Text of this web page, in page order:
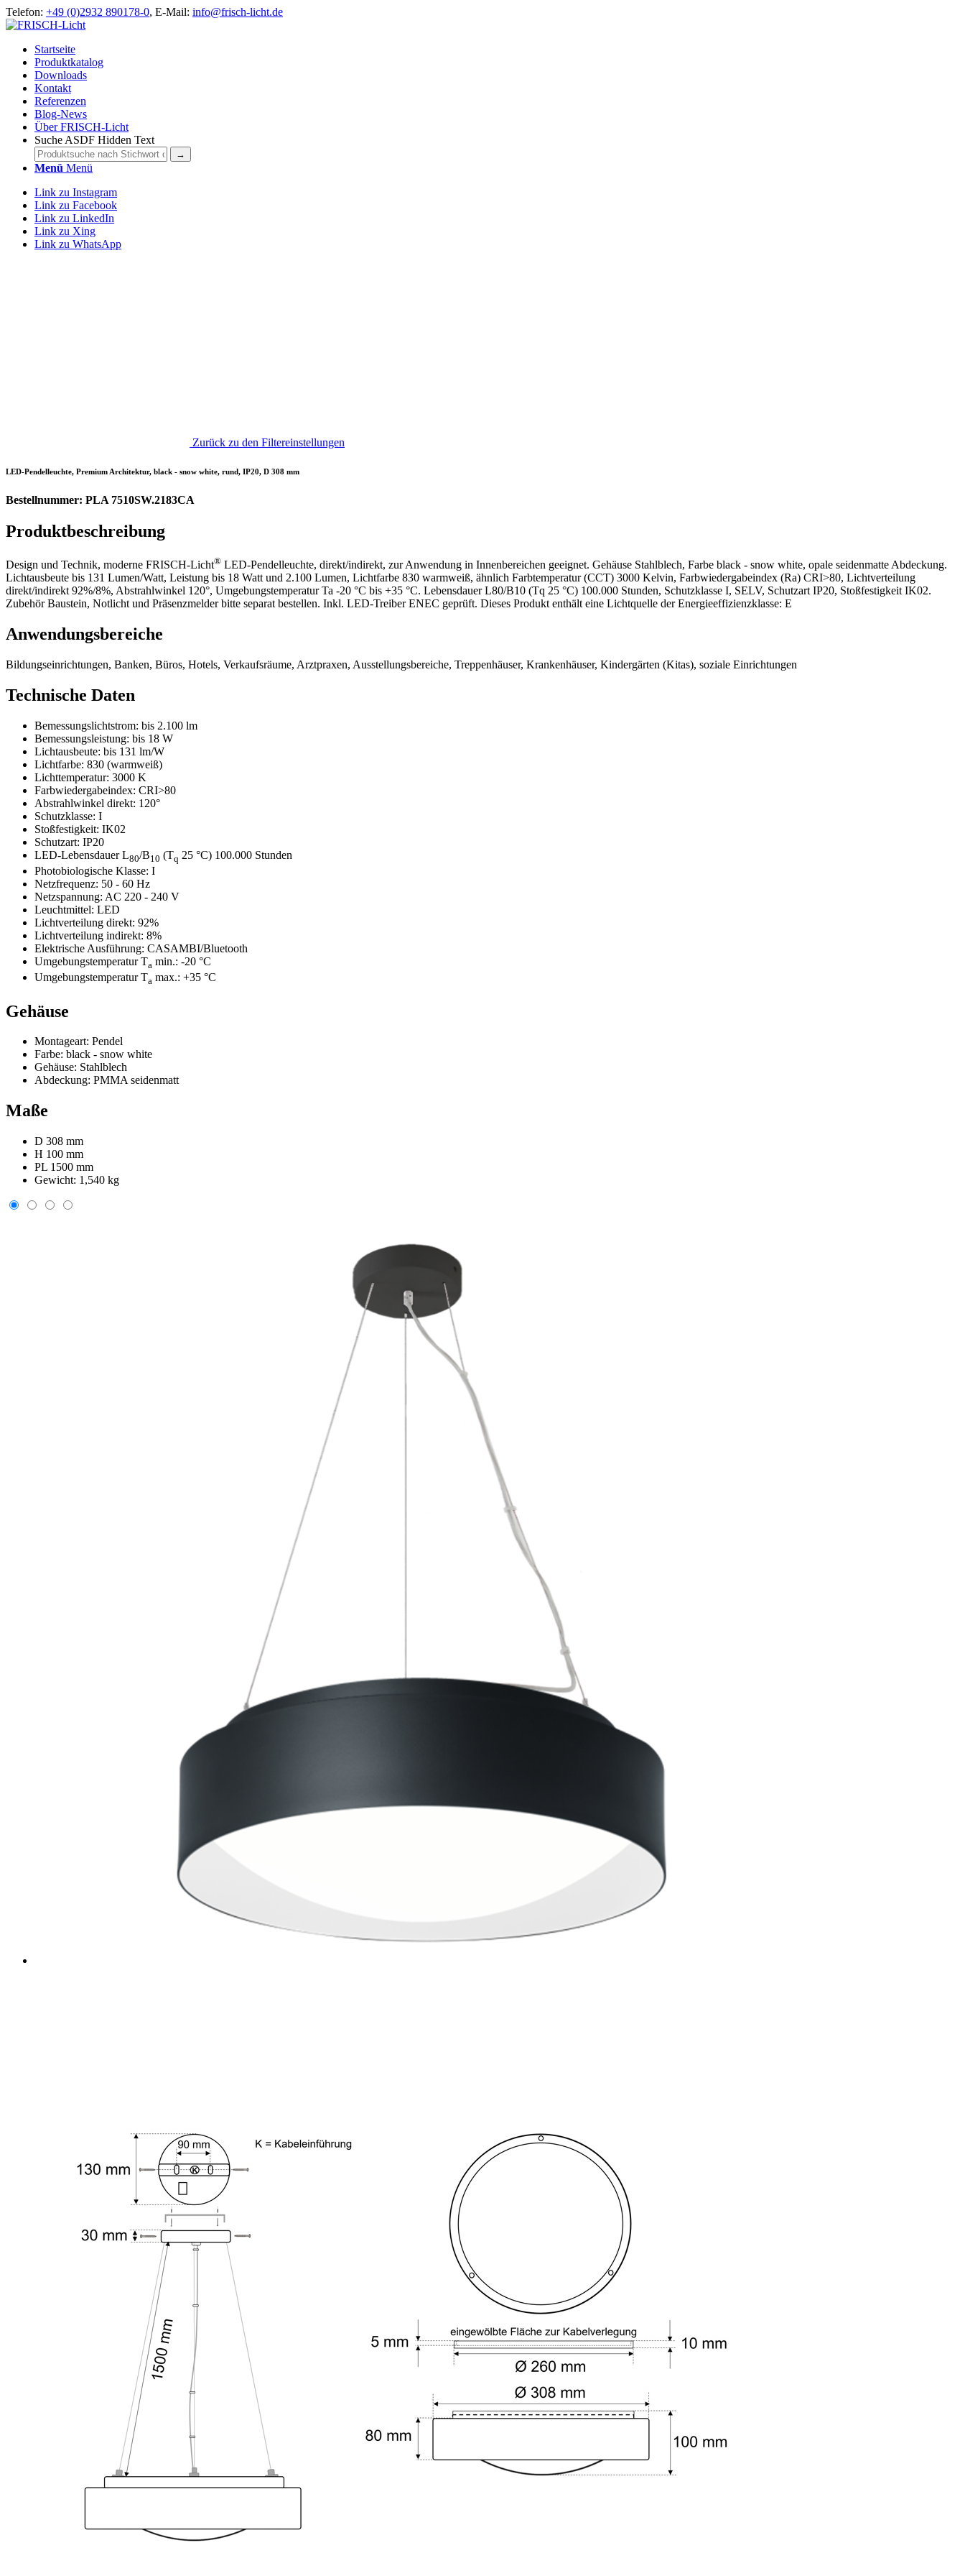
Telefon: +49 (0)2932 890178-0, E-Mail: info@frisch-licht.de
Startseite
Produktkatalog
Downloads
Kontakt
Referenzen
Blog-News
Über FRISCH-Licht
Suche ASDF Hidden Text
Menü Menü
Link zu Instagram
Link zu Facebook
Link zu LinkedIn
Link zu Xing
Link zu WhatsApp
Zurück zu den Filtereinstellungen
LED-Pendelleuchte, Premium Architektur, black - snow white, rund, IP20, D 308 mm
Bestellnummer: PLA 7510SW.2183CA
Produktbeschreibung
Design und Technik, moderne FRISCH-Licht® LED-Pendelleuchte, direkt/indirekt, zur Anwendung in Innenbereichen geeignet. Gehäuse Stahlblech, Farbe black - snow white, opale seidenmatte Abdeckung.
Lichtausbeute bis 131 Lumen/Watt, Leistung bis 18 Watt und 2.100 Lumen, Lichtfarbe 830 warmweiß, ähnlich Farbtemperatur (CCT) 3000 Kelvin, Farbwiedergabeindex (Ra) CRI>80, Lichtverteilung
direkt/indirekt 92%/8%, Abstrahlwinkel 120°, Umgebungstemperatur Ta -20 °C bis +35 °C. Lebensdauer L80/B10 (Tq 25 °C) 100.000 Stunden, Schutzklasse I, SELV, Schutzart IP20, Stoßfestigkeit IK02.
Zubehör Baustein, Notlicht und Präsenzmelder bitte separat bestellen. Inkl. LED-Treiber ENEC geprüft. Dieses Produkt enthält eine Lichtquelle der Energieeffizienzklasse: E
Anwendungsbereiche
Bildungseinrichtungen, Banken, Büros, Hotels, Verkaufsräume, Arztpraxen, Ausstellungsbereiche, Treppenhäuser, Krankenhäuser, Kindergärten (Kitas), soziale Einrichtungen
Technische Daten
Bemessungslichtstrom: bis 2.100 lm
Bemessungsleistung: bis 18 W
Lichtausbeute: bis 131 lm/W
Lichtfarbe: 830 (warmweiß)
Lichttemperatur: 3000 K
Farbwiedergabeindex: CRI>80
Abstrahlwinkel direkt: 120°
Schutzklasse: I
Stoßfestigkeit: IK02
Schutzart: IP20
LED-Lebensdauer L80/B10 (Tq 25 °C) 100.000 Stunden
Photobiologische Klasse: I
Netzfrequenz: 50 - 60 Hz
Netzspannung: AC 220 - 240 V
Leuchtmittel: LED
Lichtverteilung direkt: 92%
Lichtverteilung indirekt: 8%
Elektrische Ausführung: CASAMBI/Bluetooth
Umgebungstemperatur Ta min.: -20 °C
Umgebungstemperatur Ta max.: +35 °C
Gehäuse
Montageart: Pendel
Farbe: black - snow white
Gehäuse: Stahlblech
Abdeckung: PMMA seidenmatt
Maße
D 308 mm
H 100 mm
PL 1500 mm
Gewicht: 1,540 kg